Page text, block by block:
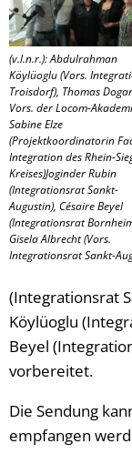
(v.l.n.r.): Abdulrahman
Köylüoglu (Vors.
Troisdorf), Thomas
Vors. der Locom-
Sabine Elze
(Projektkoordinatorin
Integration des Rhein-
Kreises)Joginder Rubin
(Integrationsrat Sankt-
Augustin), Césaire Beyel
(Integrationsrat
Gisela Albrecht (Vors.
Integrationsrat Sankt-
(Integrationsrat
Köylüoglu
Beyel
vorbereitet.
Die Sendung
empfangen